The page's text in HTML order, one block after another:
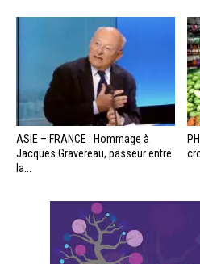
ASIE – FRANCE : Hommage à
Jacques Gravereau, passeur entre
la...